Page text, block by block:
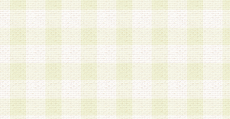
a.既に登録されている会員と同一のメールアドレ
録する場合
b.本サービスと同様のサービスを提供している企
業に従事していると思われる本人またはその家族
場合
c.その他当社が不適切と判断する場合
2.当社は、会員登録希望者を会員として承認する
した 場合、会員登録希望者による会員登録手続